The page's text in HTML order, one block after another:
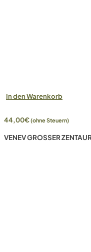
In den Warenkorb
44,00€(ohne Steuern)
VENEV GROSSER